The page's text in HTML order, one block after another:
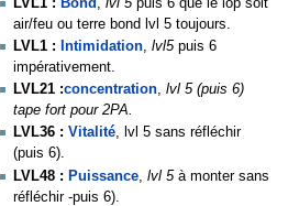
air/feu ou terre bond lvl 5 toujours.
LVL1 :
Intimidation,lvl5 puis 6
impérativement.
LVL21 :concentration,lvl 5 (puis 6)
tape fort pour 2PA.
LVL36 :Vitalité, lvl 5 sans réfléchir
(puis 6).
LVL48 : Puissance ,lvl 5à monter sans
réfléchir -puis 6).